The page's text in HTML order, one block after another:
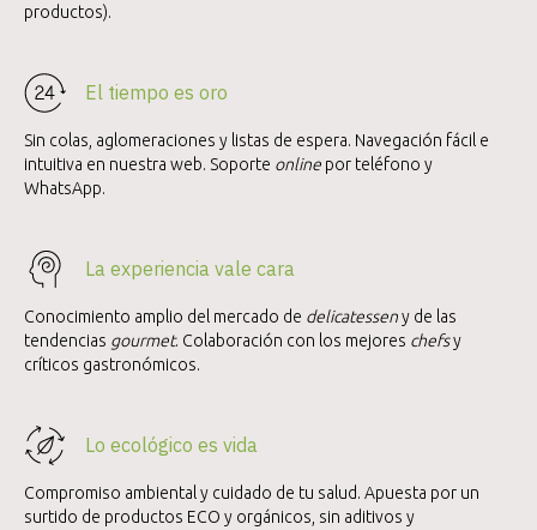
productos).
El tiempo es oro
Sin colas, aglomeraciones y listas de espera. Navegación fácil e
intuitiva en nuestra web. Soporte online por teléfono y
WhatsApp.
La experiencia vale cara
Conocimiento amplio del mercado de delicatesseny de las
tendencias gourmet. Colaboración con los mejores chefsy
críticos gastronómicos.
Lo ecológico es vida
Compromiso ambiental y cuidado de tu salud. Apuesta por un
surtido de productos ECO y orgánicos, sin aditivos y